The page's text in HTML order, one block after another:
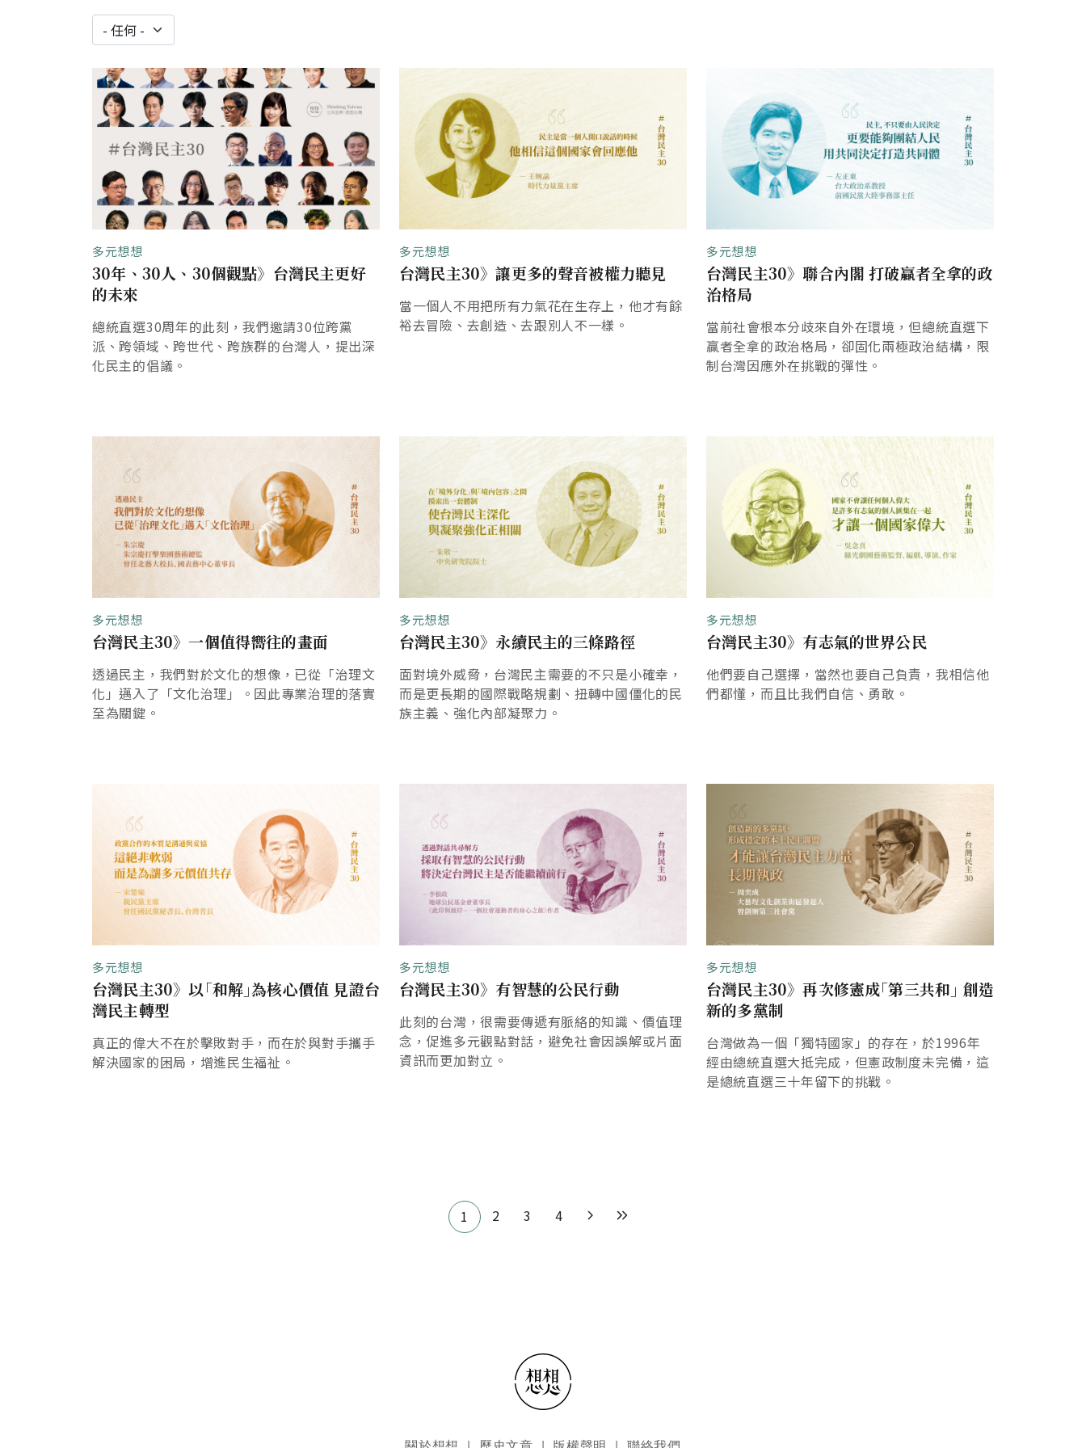
多元想想
30年、30人、30個觀點》台灣民主更好
的未來
總統直選30周年的此刻，我們邀請30位跨黨
派、跨領域、跨世代、跨族群的台灣人，提出深
化民主的倡議。
多元想想
台灣民主30》讓更多的聲音被權力聽見
當一個人不用把所有力氣花在生存上，他才有餘
裕去冒險、去創造、去跟別人不一樣。
多元想想
台灣民主30》聯合內閣 打破贏者全拿的政
治格局
當前社會根本分歧來自外在環境，但總統直選下
贏者全拿的政治格局，卻固化兩極政治結構，限
制台灣因應外在挑戰的彈性。
多元想想
台灣民主30》一個值得嚮往的畫面
透過民主，我們對於文化的想像，已從「治理文
化」邁入了「文化治理」。因此專業治理的落實
至為關鍵。
多元想想
台灣民主30》永續民主的三條路徑
面對境外威脅，台灣民主需要的不只是小確幸，
而是更長期的國際戰略規劃、扭轉中國僵化的民
族主義、強化內部凝聚力。
多元想想
台灣民主30》有志氣的世界公民
他們要自己選擇，當然也要自己負責，我相信他
們都懂，而且比我們自信、勇敢。
多元想想
台灣民主30》以｢和解｣為核心價值 見證台
灣民主轉型
真正的偉大不在於擊敗對手，而在於與對手攜手
解決國家的困局，增進民生福祉。
多元想想
台灣民主30》有智慧的公民行動
此刻的台灣，很需要傳遞有脈絡的知識、價值理
念，促進多元觀點對話，避免社會因誤解或片面
資訊而更加對立。
多元想想
台灣民主30》再次修憲成｢第三共和｣ 創造
新的多黨制
台灣做為一個「獨特國家」的存在，於1996年
經由總統直選大抵完成，但憲政制度未完備，這
是總統直選三十年留下的挑戰。
1 2 3 4